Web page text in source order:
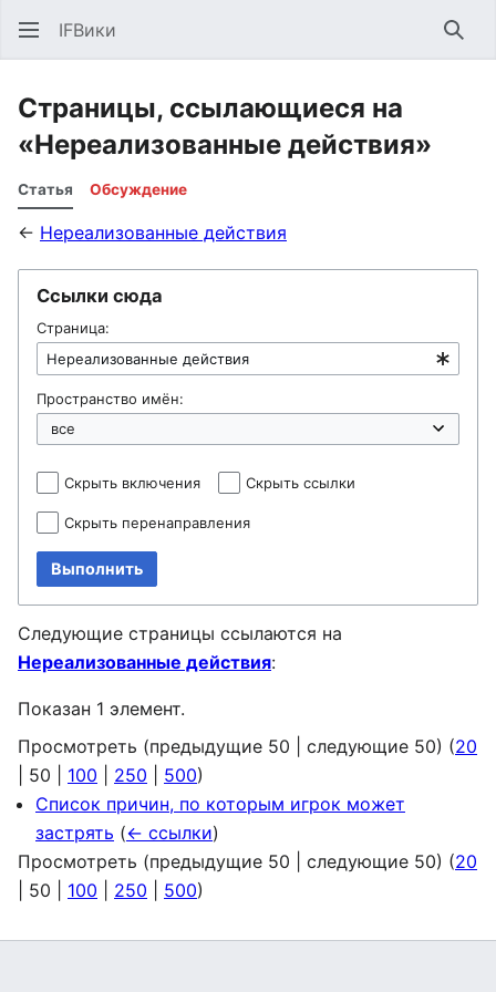
IFВики
Страницы, ссылающиеся на
«Нереализованные действия»
Статья Обсуждение
← Нереализованные действия
Ссылки сюда
Страница:
Пространство имён:
Скрыть включения Скрыть ссылки
Скрыть перенаправления
Выполнить
Следующие страницы ссылаются на
Нереализованные действия:
Показан 1 элемент.
Просмотреть (предыдущие 50 следующие 50) (20
50 100 250 500)
Список причин, по которым игрок может
застрять (← ссылки)
Просмотреть (предыдущие 50 следующие 50) (20
50 100 250 500)